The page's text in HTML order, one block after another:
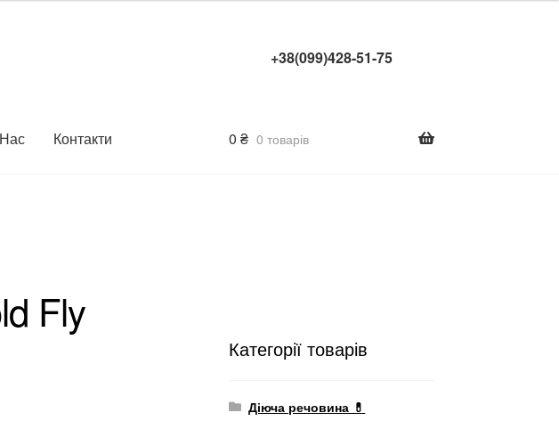
+38(099)428-51-75
Контакти 0 ₴ 0 товарів
Fly
Категорії товарів
Діюча речовина 💊